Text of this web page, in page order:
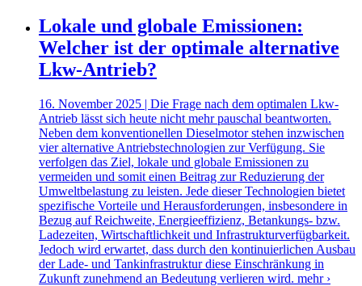
Lokale und globale Emissionen:
Welcher ist der optimale alternative
Lkw-Antrieb?
16. November 2025 | Die Frage nach dem optimalen Lkw-
Antrieb lässt sich heute nicht mehr pauschal beantworten.
Neben dem konventionellen Dieselmotor stehen inzwischen
vier alternative Antriebstechnologien zur Verfügung. Sie
verfolgen das Ziel, lokale und globale Emissionen zu
vermeiden und somit einen Beitrag zur Reduzierung der
Umweltbelastung zu leisten. Jede dieser Technologien bietet
spezifische Vorteile und Herausforderungen, insbesondere in
Bezug auf Reichweite, Energieeffizienz, Betankungs- bzw.
Ladezeiten, Wirtschaftlichkeit und Infrastrukturverfügbarkeit.
Jedoch wird erwartet, dass durch den kontinuierlichen Ausbau
der Lade- und Tankinfrastruktur diese Einschränkung in
Zukunft zunehmend an Bedeutung verlieren wird. mehr ›